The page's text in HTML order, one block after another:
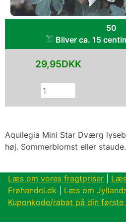
Aquilegia Mini Star Dværg
høj. Sommerblomst eller staude.
29,95DKK
50
Bliver ca. 15
Læs om vores fragtpriser
Frøhandel.dk
Læs om
Kuponkode/rabat på din første